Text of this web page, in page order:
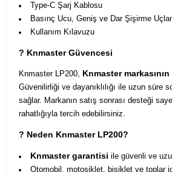
Type-C Şarj Kablosu
Basınç Ucu, Geniş ve Dar Şişirme
Kullanım Kılavuzu
? Knmaster Güvencesi
Knmaster LP200, Knmaster
Güvenilirliği ve dayanıklılığı ile uzun süre
sağlar. Markanın satış sonrası desteği
rahatlığıyla tercih edebilirsiniz.
? Neden Knmaster LP200?
Knmaster garantisi ile güvenli ve
Otomobil, motosiklet, bisiklet ve toplar